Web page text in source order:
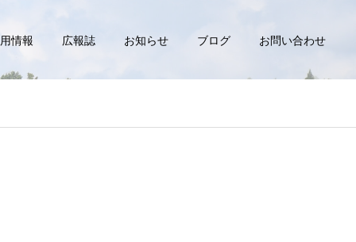
情報 広報誌 お知らせ ブログ お問い合わせ